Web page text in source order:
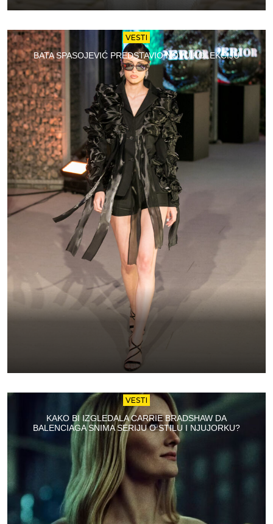
VESTI
BATA SPASOJEVIĆ PREDSTAVIO NOVU KOLEKCIJU
VESTI
KAKO BI IZGLEDALA CARRIE BRADSHAW DA
BALENCIAGA SNIMA SERIJU O STILU I NJUJORKU?